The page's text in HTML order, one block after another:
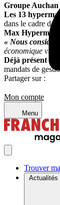
Mon compte
Menu
Trouver
Actualités
Groupe Auchan
Les 13
dans le cadre de
Max
« Nous
économique
Déjà présent
mandats de
Partager sur :